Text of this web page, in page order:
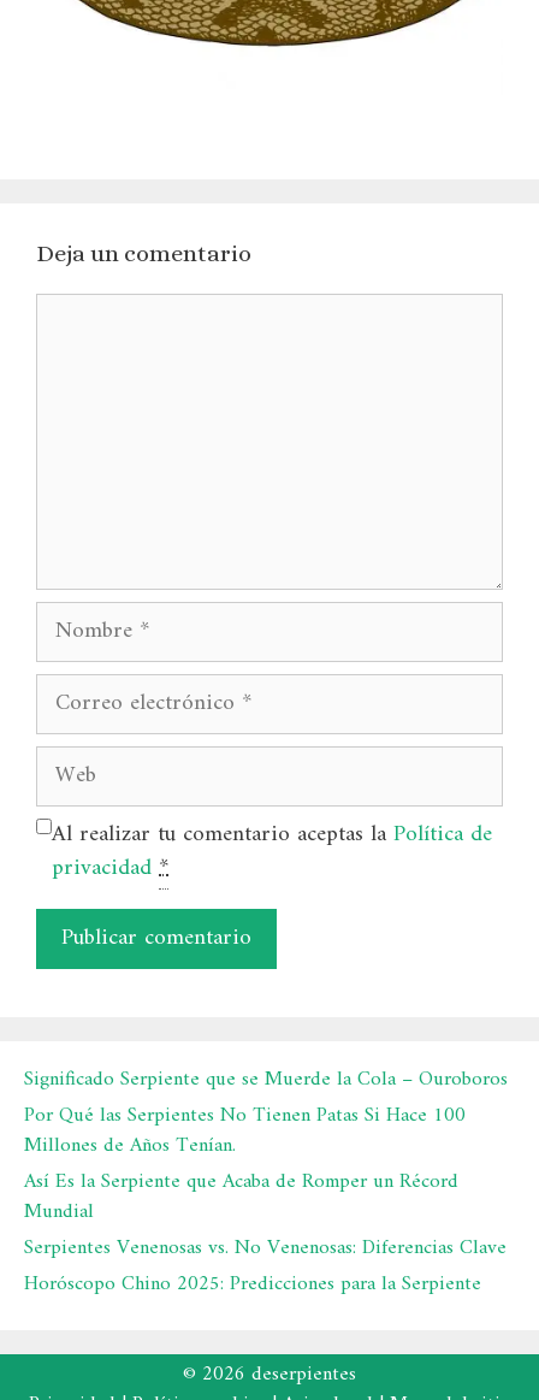
Deja un comentario
Nombre
Correo
electrónico
Web
Al realizar tu comentario aceptas laPolítica de
privacidad*
Significado Serpiente que se Muerde la Cola – Ouroboros
Por Qué las Serpientes No Tienen Patas Si Hace 100
Millones de Años Tenían.
Así Es la Serpiente que Acaba de Romper un Récord
Mundial
Serpientes Venenosas vs. No Venenosas: Diferencias Clave
Horóscopo Chino 2025: Predicciones para la Serpiente
© 2026 deserpientes